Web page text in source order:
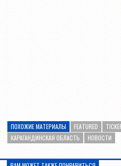
ПОХОЖИЕ МАТЕРИАЛЫ FEATURED
КАРАГАНДИНСКАЯ ОБЛАСТЬ
НОВОСТИ